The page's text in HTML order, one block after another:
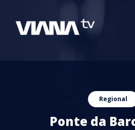
Regional
Ponte da